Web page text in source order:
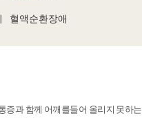
혈액순환장애
증과 함께 어깨를들어 올리지 못하는